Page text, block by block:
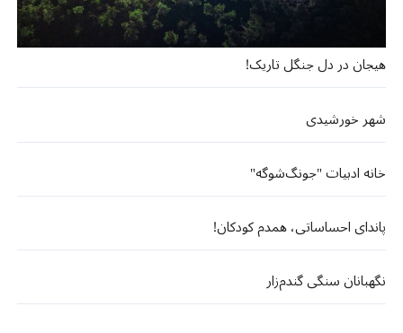
هیجان در دل جنگل تاریک!
شهر خورشیدی
خانه ادبیات "جونگ‌شوگه"
پاندای احساساتی، همدم کودکان!
نگهبانان سنگی گندم‌زار